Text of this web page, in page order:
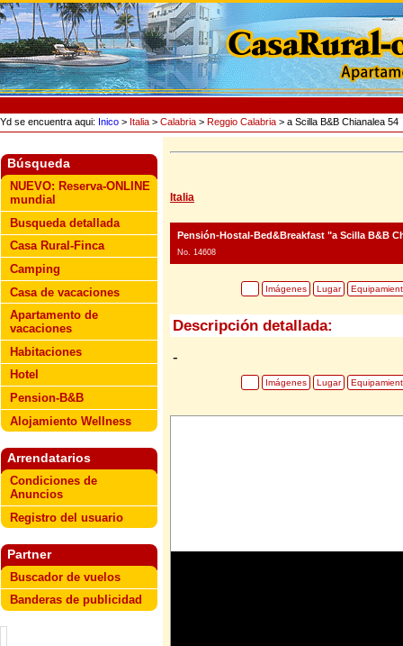
Yd se encuentra aqui: Inico > Italia > Calabria > Reggio Calabria > a Scilla B&B Chianalea 54
Búsqueda
NUEVO: Reserva-ONLINE
mundial
Busqueda detallada
Casa Rural-Finca
Camping
Casa de vacaciones
Apartamento de
vacaciones
Habitaciones
Hotel
Pension-B&B
Alojamiento Wellness
Arrendatarios
Condiciones de
Anuncios
Registro del usuario
Partner
Buscador de vuelos
Banderas de publicidad
Italia
Pensión-Hostal-Bed&Breakfast "a Scilla B&B
No. 14608
Imágenes Lugar
Descripción detallada:
-
Imágenes Lugar